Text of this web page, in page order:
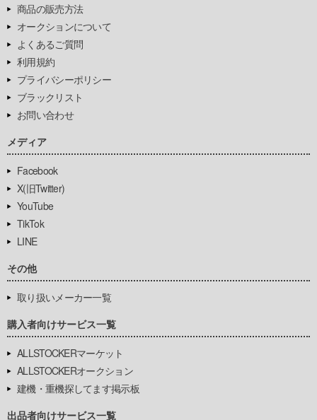
商品の販売方法
オークションについて
よくあるご質問
利用規約
プライバシーポリシー
ブラックリスト
お問い合わせ
メディア
Facebook
X(旧Twitter)
YouTube
TikTok
LINE
その他
取り扱いメーカー一覧
購入者向けサービス一覧
ALLSTOCKERマーケット
ALLSTOCKERオークション
建機・重機探してます掲示板
出品者向けサービス一覧